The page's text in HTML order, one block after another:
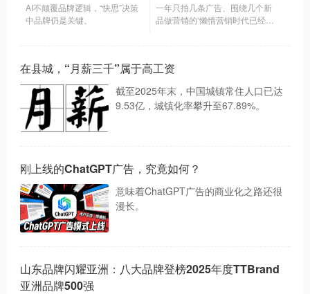
AI不颠覆品牌逻辑，“快思”决策
中品牌仍是关键。
一年只拍几条广告、围绕几个新
品做营销的‘懒惰营销时代已经过
在县城，“月薪三千”属于高工资
截至2025年末，中国城镇常住人口已达
9.53亿，城镇化率攀升至67.89%。
刚上线的ChatGPT广告，究竟如何？
意味着ChatGPT广告的商业化之路还很
漫长。
山东品牌闪耀亚洲：八大品牌登榜2025年度TTBrand
亚洲品牌500强